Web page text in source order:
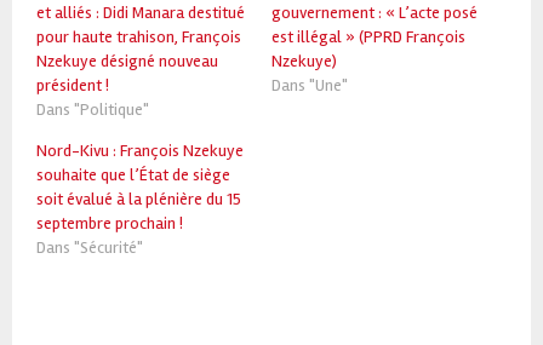
et alliés : Didi Manara destitué
pour haute trahison, François
Nzekuye désigné nouveau
président !
Dans "Politique"
gouvernement : « L’acte posé
est illégal » (PPRD François
Nzekuye)
Dans "Une"
Nord-Kivu : François Nzekuye
souhaite que l’État de siège
soit évalué à la plénière du 15
septembre prochain !
Dans "Sécurité"